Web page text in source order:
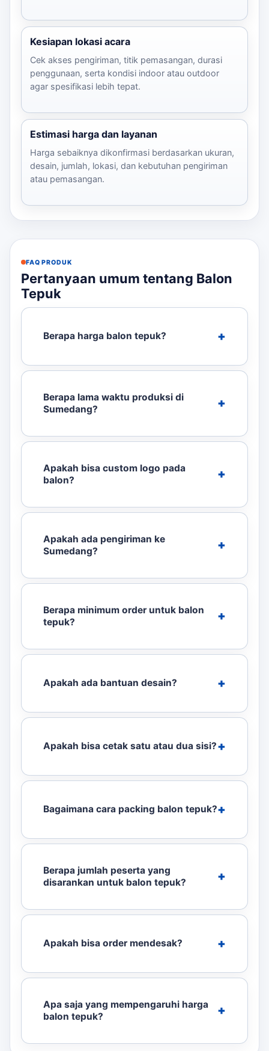
Kesiapan lokasi acara
Cek akses pengiriman, titik pemasangan, durasi
penggunaan, serta kondisi indoor atau outdoor
agar spesifikasi lebih tepat.
Estimasi harga dan layanan
Harga sebaiknya dikonfirmasi berdasarkan ukuran,
desain, jumlah, lokasi, dan kebutuhan pengiriman
atau pemasangan.
FAQ PRODUK
Pertanyaan umum tentang Balon
Tepuk
Berapa harga balon tepuk?
Berapa lama waktu produksi di
Sumedang?
Apakah bisa custom logo pada
balon?
Apakah ada pengiriman ke
Sumedang?
Berapa minimum order untuk balon
tepuk?
Apakah ada bantuan desain?
Apakah bisa cetak satu atau dua sisi?
Bagaimana cara packing balon tepuk?
Berapa jumlah peserta yang
disarankan untuk balon tepuk?
Apakah bisa order mendesak?
Apa saja yang mempengaruhi harga
balon tepuk?